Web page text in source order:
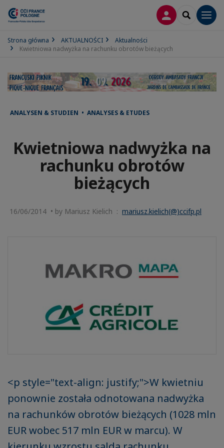
LOGOWANIE
SEARCH
Strona główna AKTUALNOŚCI
Aktualności
Kwietniowa nadwyżka na rachunku obrotów bieżących
ANALYSEN & STUDIEN • ANALYSES & ETUDES
Kwietniowa nadwyżka na
rachunku obrotów
bieżących
16/06/2014 • by Mariusz Kielich : mariusz.kielich(@)ccifp.pl
<p style="text-align: justify;">W kwietniu
ponownie została odnotowana nadwyżka
na rachunków obrotów bieżących (1028 mln
EUR wobec 517 mln EUR w marcu). W